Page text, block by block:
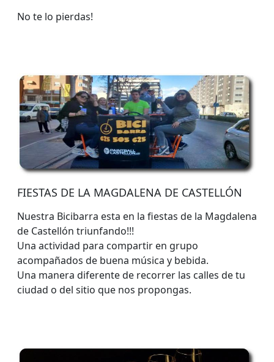
No te lo pierdas!
FIESTAS DE LA MAGDALENA DE CASTELLÓN
Nuestra Bicibarra esta en la fiestas de la Magdalena
de Castellón triunfando!!!
Una actividad para compartir en grupo
acompañados de buena música y bebida.
Una manera diferente de recorrer las calles de tu
ciudad o del sitio que nos propongas.